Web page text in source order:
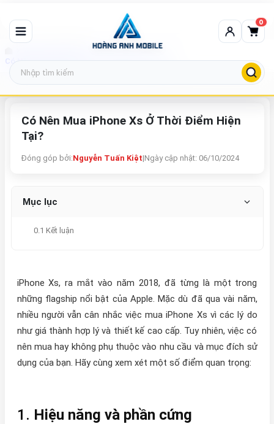
0
Có Nên Mua iPhone Xs Ở Thời Điểm Hiện Tại?
Có Nên Mua iPhone Xs Ở Thời Điểm Hiện
Tại?
Đóng góp bởi:Nguyễn Tuấn Kiệt|Ngày cập nhật: 06/10/2024
Mục lục
0.1 Kết luận
iPhone Xs, ra mắt vào năm 2018, đã từng là một trong
những flagship nổi bật của Apple. Mặc dù đã qua vài năm,
nhiều người vẫn cân nhắc việc mua iPhone Xs vì các lý do
như giá thành hợp lý và thiết kế cao cấp. Tuy nhiên, việc có
nên mua hay không phụ thuộc vào nhu cầu và mục đích sử
dụng của bạn. Hãy cùng xem xét một số điểm quan trọng:
1. Hiệu năng và phần cứng